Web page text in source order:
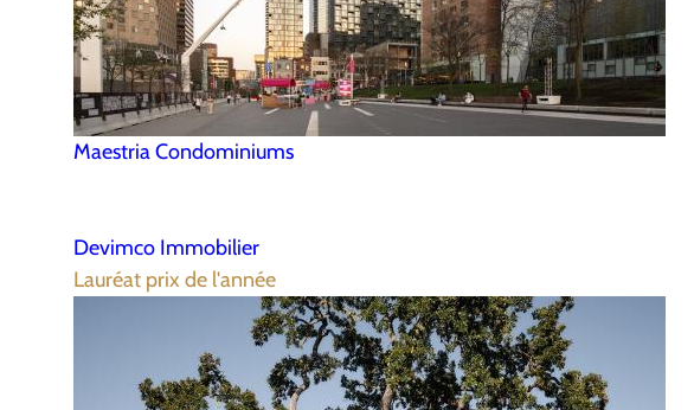
Maestria Condominiums
Devimco Immobilier
Lauréat prix de l'année